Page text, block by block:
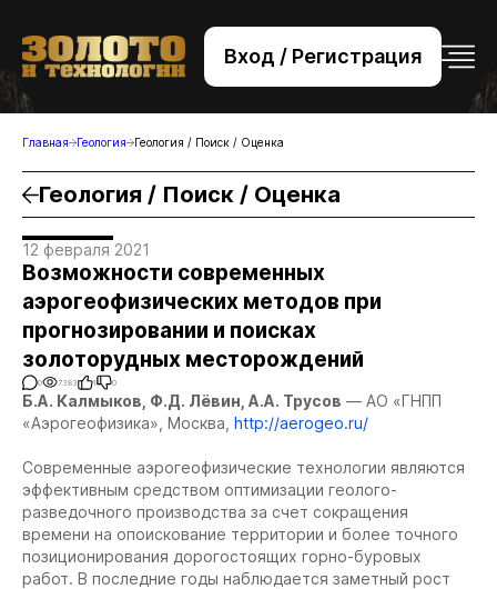
Вход / Регистрация
+7 (495) 221-76-32
bsv@zolteh.ru
Главная Геология Геология / Поиск / Оценка
Геология / Поиск / Оценка
12 февраля 2021
Возможности современных
аэрогеофизических методов при
прогнозировании и поисках
золоторудных месторождений
0 7383 1 0
Б.А. Калмыков, Ф.Д. Лёвин, А.А. Трусов — АО «ГНПП
«Аэрогеофизика», Москва, http://aerogeo.ru/
Современные аэрогеофизические технологии являются
эффективным средством оптимизации геолого-
разведочного производства за счет сокращения
времени на опоискование территории и более точного
позиционирования дорогостоящих горно-буровых
работ. В последние годы наблюдается заметный рост